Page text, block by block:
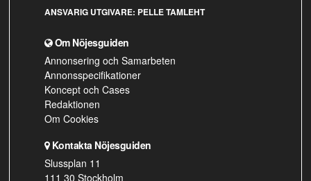
ANSVARIG UTGIVARE: PELLE TAMLEHT
Om Nöjesguiden
Annonsering och Samarbeten
Annonsspecifikationer
Koncept och Cases
Redaktionen
Om Cookies
Kontakta Nöjesguiden
Slussplan 11
111 30 Stockholm